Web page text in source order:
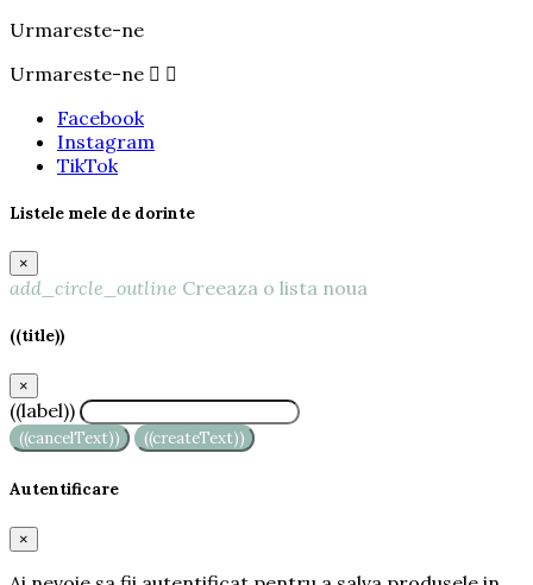
Urmareste-ne
Urmareste-ne  
Facebook
Instagram
TikTok
Listele mele de dorinte
×
add_circle_outline Creeaza o lista noua
((title))
×
((label))
((cancelText)) ((createText))
Autentificare
×